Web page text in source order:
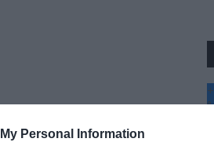
Personal Information
+
°